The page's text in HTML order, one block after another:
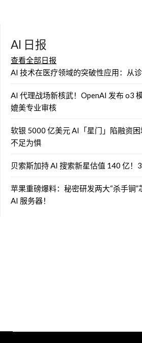
AI 日报
查看全部日报
AI 技术在医疗领域的突破性应用：从
AI 代理战场新核武！OpenAI 发布 o3
媲美专业审核
软银 5000 亿美元 AI「星门」陷融资
不足为惧
贝索斯加持 AI 搜索新星估值 140 亿！
苹果重磅爆料：秘密研发两大“杀手锏
AI 服务器！